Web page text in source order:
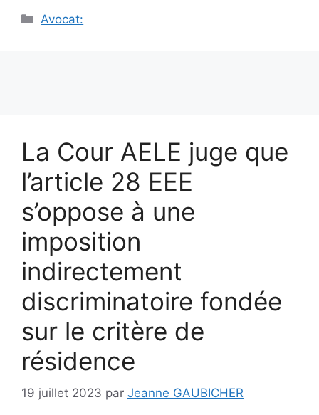
Catégories
Avocat:
La Cour AELE juge que
l’article 28 EEE
s’oppose à une
imposition
indirectement
discriminatoire fondée
sur le critère de
résidence
19 juillet 2023 par Jeanne GAUBICHER